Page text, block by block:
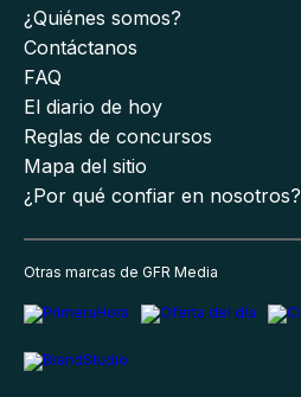
¿Quiénes somos?
Contáctanos
FAQ
El diario de hoy
Reglas de concursos
Mapa del sitio
¿Por qué confiar en nosotros?
Otras marcas de GFR Media